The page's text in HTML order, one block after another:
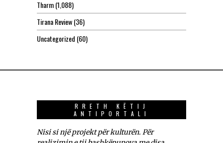
Tharm(1,088)
Tirana Review(36)
Uncategorized (60)
RRETH KËTIJ
ANTIPORTALI
Nisi si një projekt për kulturën. Për